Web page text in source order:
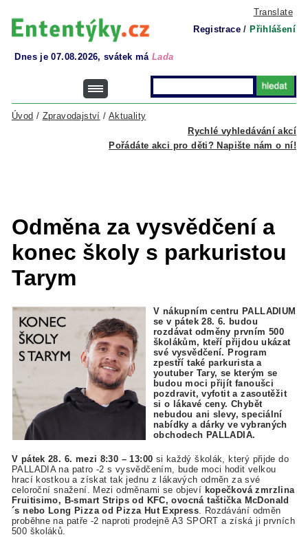
Translate
Registrace / Přihlášení
Dnes je 07.08.2026, svátek má Lada
Rychlé vyhledávání akcí
Úvod / Zpravodajství / Aktuality
Pořádáte akci pro děti? Napište nám o ní!
Odměna za vysvědčení a
konec školy s parkuristou
Tarym
V nákupním centru PALLADIUM
se v pátek 28. 6. budou
rozdávat odměny prvním 500
školákům, kteří přijdou ukázat
své vysvědčení. Program
zpestří také parkurista a
youtuber Tary, se kterým se
budou moci přijít fanoušci
pozdravit, vyfotit a zasoutěžit
si o lákavé ceny. Chybět
nebudou ani slevy, speciální
nabídky a dárky ve vybraných
obchodech PALLADIA.
V pátek 28. 6. mezi 8:30 – 13:00 si každý školák, který přijde do
PALLADIA na patro -2 s vysvědčením, bude moci hodit velkou
hrací kostkou a získat tak jednu z lákavých odměn za své
celoroční snažení. Mezi odměnami se objeví kopečková zmrzlina
Fruitisimo, B-smart Strips od KFC, ovocná taštička McDonald
´s nebo Long Pizza od Pizza Hut Express. Rozdávání odměn
proběhne na patře -2 naproti prodejně A3 SPORT a získá ji prvních
500 školáků.